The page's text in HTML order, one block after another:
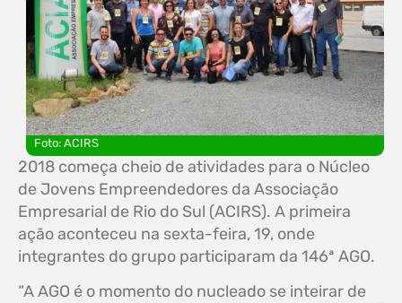
Foto: ACIRS
2018 começa cheio de atividades para o Núcleo
de Jovens Empreendedores da Associação
Empresarial de Rio do Sul (ACIRS). A primeira
ação aconteceu na sexta-feira, 19, onde
integrantes do grupo participaram da 146ª AGO.
“A AGO é o momento do nucleado se inteirar de